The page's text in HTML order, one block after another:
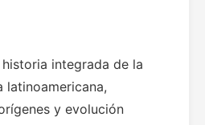
integrada de la
latinoamericana,
y evolución